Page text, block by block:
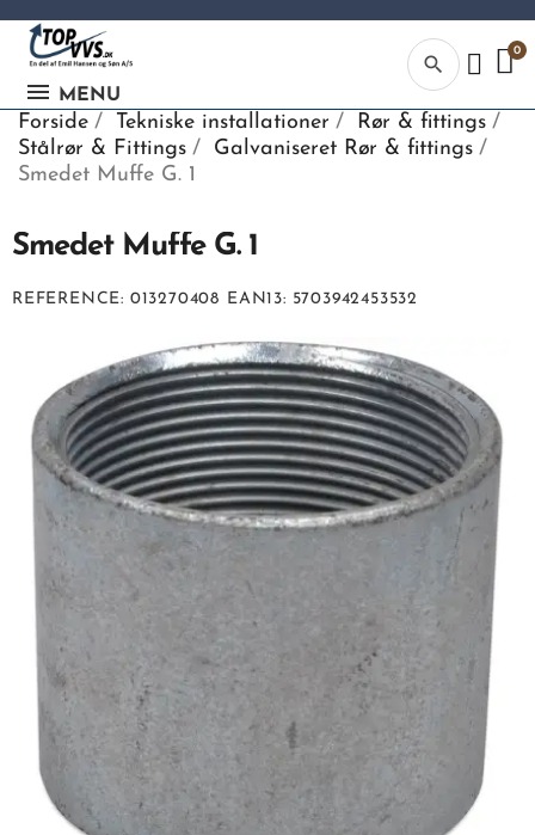
MENU
search
vvs
eller EAN-
nummer.
Forside Tekniske installationer
Rør & fittings
Stålrør & Fittings
Galvaniseret Rør & fittings
Smedet Muffe G. 1
Smedet Muffe G. 1
REFERENCE 013270408 EAN13 5703942453532